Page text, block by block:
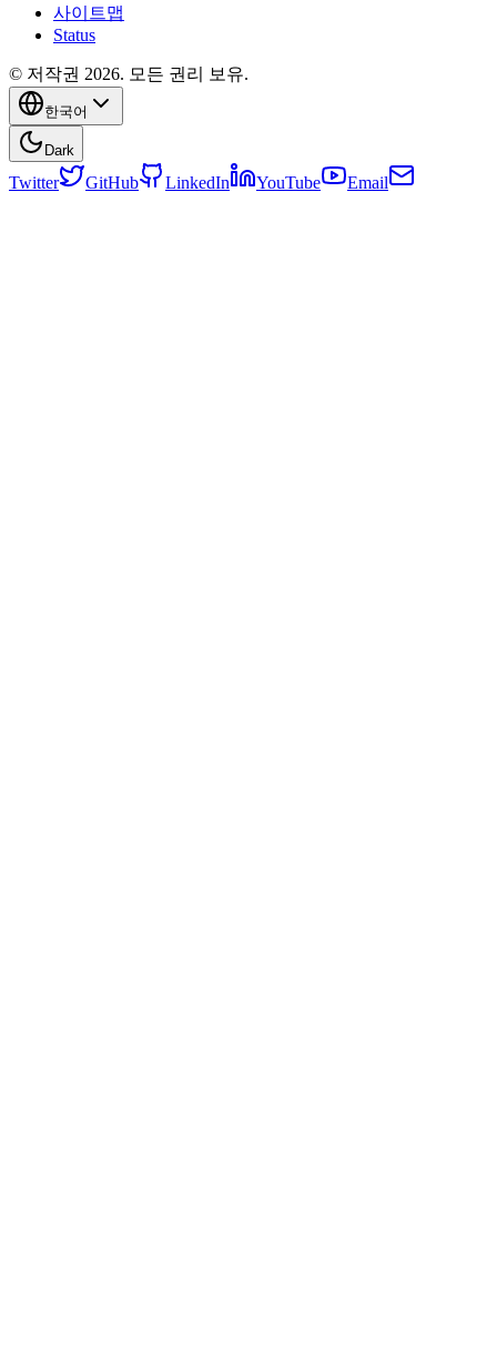
사이트맵
Status
© 저작권 2026. 모든 권리 보유.
한국어
Dark
Twitter GitHub LinkedIn YouTube Email